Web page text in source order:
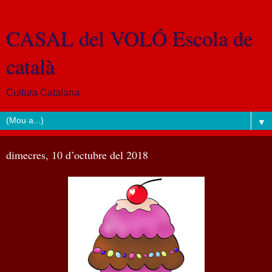
CASAL del VOLÓ Escola de
català
Cultura Catalana
▼
dimecres, 10 d’octubre del 2018